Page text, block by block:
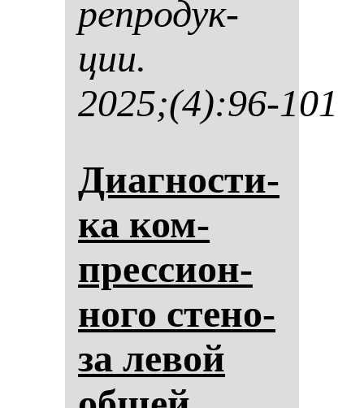
реп­ро­дук­
ции.
2025;(4):96-101
Диаг­нос­ти­
ка ком­
прес­си­он­
но­го сте­но­
за ле­вой